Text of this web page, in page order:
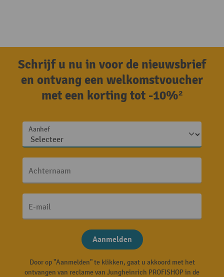
Schrijf u nu in voor de nieuwsbrief
en ontvang een welkomstvoucher
met een korting tot -10%²
Aanhef
Achternaam
E-mail
Aanmelden
Door op "Aanmelden" te klikken, gaat u akkoord met het
ontvangen van reclame van Jungheinrich PROFISHOP in de